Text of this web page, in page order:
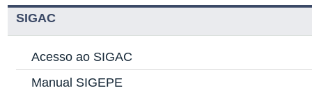
SIGAC
Acesso ao SIGAC
Manual SIGEPE